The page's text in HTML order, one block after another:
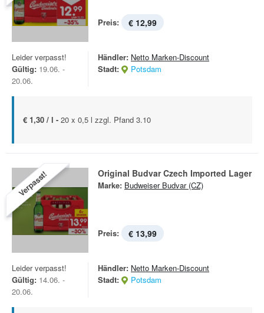
Preis: € 12,99
Leider verpasst!
Gültig: 19.06. -
20.06.
Händler: Netto Marken-Discount
Stadt:
Potsdam
€ 1,30 / l - 20 x 0,5 l zzgl. Pfand 3.10
Verpasst! Original Budvar Czech Imported Lager
Marke: Budweiser Budvar (CZ)
Preis: € 13,99
Leider verpasst!
Gültig: 14.06. -
20.06.
Händler: Netto Marken-Discount
Stadt:
Potsdam